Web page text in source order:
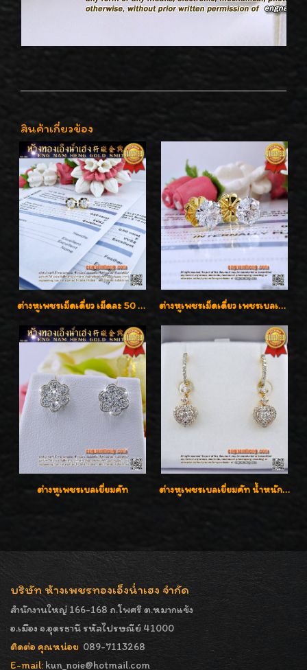
สินค้าเกี่ยวข้อง
ต่างหูเพชรเม็ดเดี่ยว เม็ดละ 50 สตางค์ คู่ละ 1 กะรัต เพชรเบลเยี่ยมคัท น้ำ 98 F-Color/ VVS2 / 3EX พร้อมใบเซอร์สถาบัน GIA มาตรฐานสากลค่ะ ต่างหูเพชรเม็ดเดี่ยว เพชรเบลเยี่ยมคัท น้ำ 96 H-Color/IF & VVS2/3EX น้ำหนักเพชรรวม 1.83 กะรัต พร้อมใบเซอร์ LAB GIA & HRD เพชรสวยปิ๊ง ราคาขายส่งค่ะ
ต่างหูเพชรเบลเยี่ยมคัท ต่างหูเพชรเบลเยี่ยมคัท น้ำหนักเพชร 0.99 กะรัต ต่างหูห้อยตุ้งติ้งหัวใจสวยน่ารักใส่ได้ทุกวันค่ะ
บริษัท ห้างเพชรทองเอ็งน่ำเฮง จำกัด
สำนักงานใหญ่ 166-168 ถ.โพศรี ต.หมากแข้ง
อ.เมือง จ.อุดรธานี รหัสไปรษณีย์ 41000
ติดต่อ คุณหน่อย 089-7113268
E-mail: kun_noie@hotmail.com